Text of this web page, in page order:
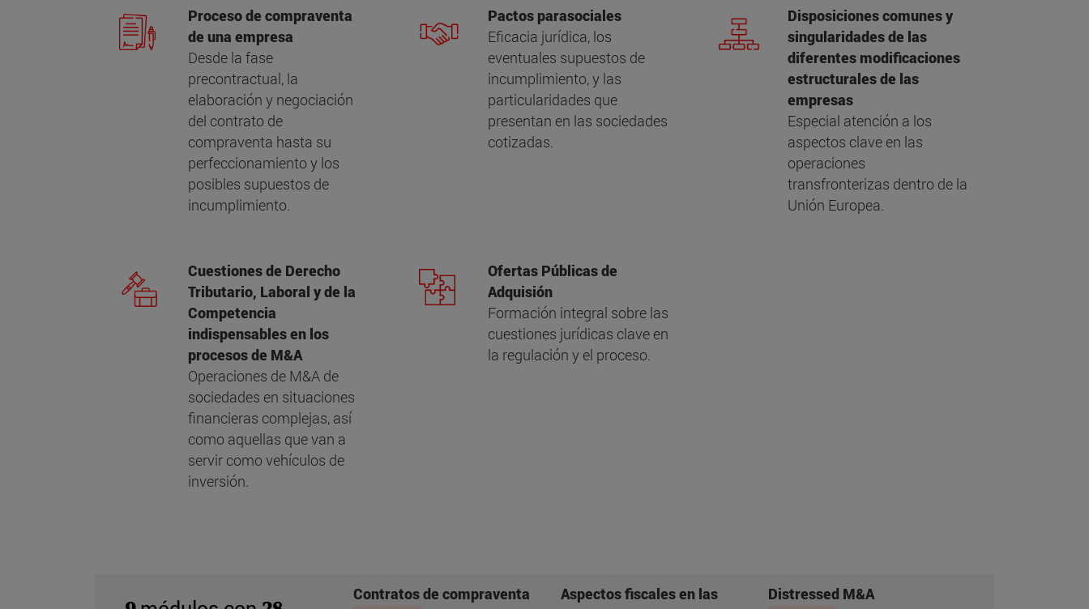
Proceso de compraventa
de una empresa
Desde la fase
precontractual, la
elaboración y negociación
del contrato de
compraventa hasta su
perfeccionamiento y los
posibles supuestos de
incumplimiento.
Pactos parasociales
Eficacia jurídica, los
eventuales supuestos de
incumplimiento, y las
particularidades que
presentan en las sociedades
cotizadas.
Disposiciones comunes y
singularidades de las
diferentes modificaciones
estructurales de las
empresas
Especial atención a los
aspectos clave en las
operaciones
transfronterizas dentro de la
Unión Europea.
Cuestiones de Derecho
Tributario, Laboral y de la
Competencia
indispensables en los
procesos de M&A
Operaciones de M&A de
sociedades en situaciones
financieras complejas, así
como aquellas que van a
servir como vehículos de
inversión.
Ofertas Públicas de
Adquisión
Formación integral sobre las
cuestiones jurídicas clave en
la regulación y el proceso.
Contratos de compraventa
Aspectos fiscales en las
Distressed M&A